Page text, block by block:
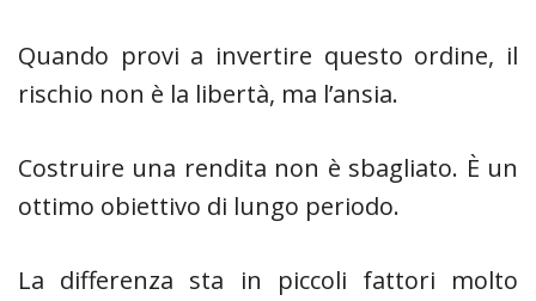
Quando provi a invertire questo ordine, il
rischio non è la libertà, ma l’ansia.
Costruire una rendita non è sbagliato. È un
ottimo obiettivo di lungo periodo.
La differenza sta in piccoli fattori molto